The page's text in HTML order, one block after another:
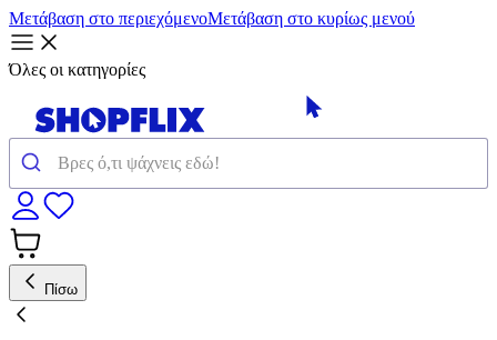
Μετάβαση στο περιεχόμενοΜετάβαση στο κυρίως μενού
Όλες οι κατηγορίες
Πίσω